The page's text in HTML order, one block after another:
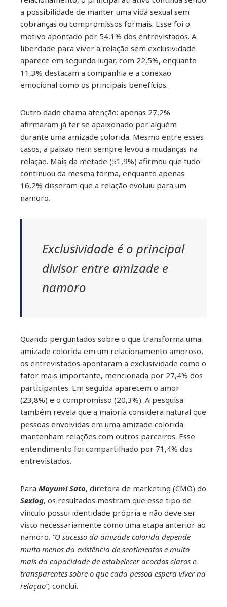
a possibilidade de manter uma vida sexual sem
cobranças ou compromissos formais. Esse foi o
motivo apontado por 54,1% dos entrevistados. A
liberdade para viver a relação sem exclusividade
aparece em segundo lugar, com 22,5%, enquanto
11,3% destacam a companhia e a conexão
emocional como os principais benefícios.
Outro dado chama atenção: apenas 27,2%
afirmaram já ter se apaixonado por alguém
durante uma amizade colorida. Mesmo entre esses
casos, a paixão nem sempre levou a mudanças na
relação. Mais da metade (51,9%) afirmou que tudo
continuou da mesma forma, enquanto apenas
16,2% disseram que a relação evoluiu para um
namoro.
Exclusividade é o principal
divisor entre amizade e
namoro
Quando perguntados sobre o que transforma uma
amizade colorida em um relacionamento amoroso,
os entrevistados apontaram a exclusividade como o
fator mais importante, mencionada por 27,4% dos
participantes. Em seguida aparecem o amor
(23,8%) e o compromisso (20,3%). A pesquisa
também revela que a maioria considera natural que
pessoas envolvidas em uma amizade colorida
mantenham relações com outros parceiros. Esse
entendimento foi compartilhado por 71,4% dos
entrevistados.
Para Mayumi Sato, diretora de marketing (CMO) do
Sexlog, os resultados mostram que esse tipo de
vínculo possui identidade própria e não deve ser
visto necessariamente como uma etapa anterior ao
namoro. “O sucesso da amizade colorida depende
muito menos da existência de sentimentos e muito
mais da capacidade de estabelecer acordos claros e
transparentes sobre o que cada pessoa espera viver na
relação”, conclui.